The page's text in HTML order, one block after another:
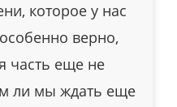
которое у нас
верно,
часть еще не
ли мы ждать еще